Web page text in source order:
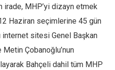
irade, MHP’yi dizayn etmek
Haziran seçimlerine 45 gün
internet sitesi Genel Başkan
Metin Çobanoğlu’nun
Bahçeli dahil tüm MHP